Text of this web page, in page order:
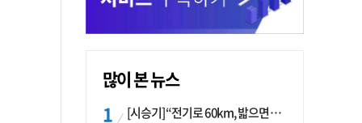
많이 본 뉴스
[시승기] “전기로 60km, 밟으면 462마력”…볼보 XC60 T8의 두 얼굴